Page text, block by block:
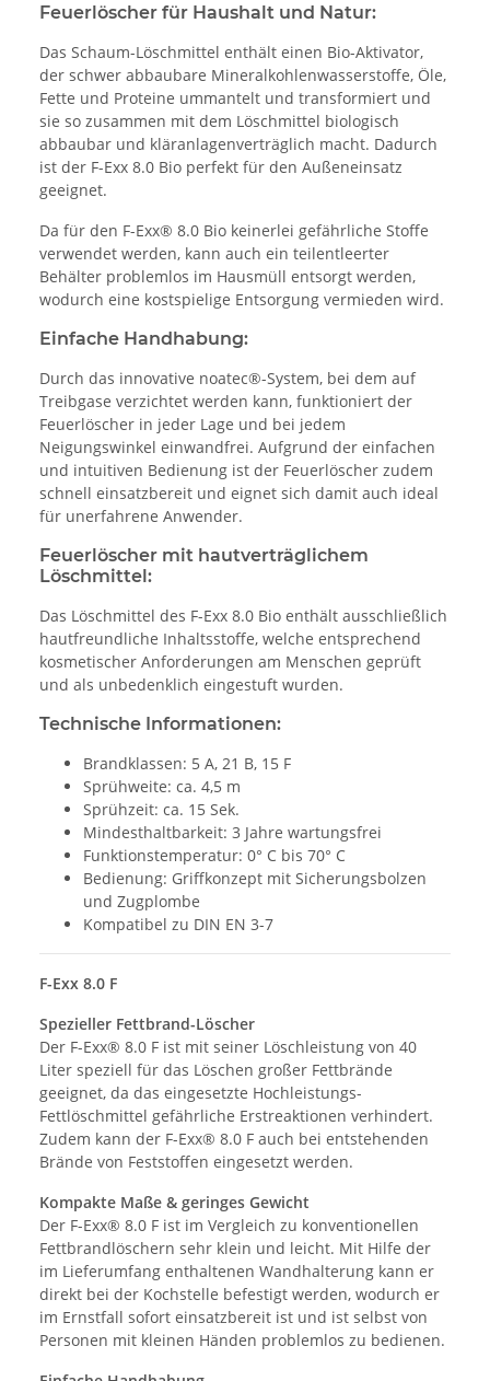
Feuerlöscher für Haushalt und Natur:
Das Schaum-Löschmittel enthält einen Bio-Aktivator,
der schwer abbaubare Mineralkohlenwasserstoffe, Öle,
Fette und Proteine ummantelt und transformiert und
sie so zusammen mit dem Löschmittel biologisch
abbaubar und kläranlagenverträglich macht. Dadurch
ist der F-Exx 8.0 Bio perfekt für den Außeneinsatz
geeignet.
Da für den F-Exx® 8.0 Bio keinerlei gefährliche Stoffe
verwendet werden, kann auch ein teilentleerter
Behälter problemlos im Hausmüll entsorgt werden,
wodurch eine kostspielige Entsorgung vermieden wird.
Einfache Handhabung:
Durch das innovative noatec®-System, bei dem auf
Treibgase verzichtet werden kann, funktioniert der
Feuerlöscher in jeder Lage und bei jedem
Neigungswinkel einwandfrei. Aufgrund der einfachen
und intuitiven Bedienung ist der Feuerlöscher zudem
schnell einsatzbereit und eignet sich damit auch ideal
für unerfahrene Anwender.
Feuerlöscher mit hautverträglichem
Löschmittel:
Das Löschmittel des F-Exx 8.0 Bio enthält ausschließlich
hautfreundliche Inhaltsstoffe, welche entsprechend
kosmetischer Anforderungen am Menschen geprüft
und als unbedenklich eingestuft wurden.
Technische Informationen:
Brandklassen: 5 A, 21 B, 15 F
Sprühweite: ca. 4,5 m
Sprühzeit: ca. 15 Sek.
Mindesthaltbarkeit: 3 Jahre wartungsfrei
Funktionstemperatur: 0° C bis 70° C
Bedienung: Griffkonzept mit Sicherungsbolzen
und Zugplombe
Kompatibel zu DIN EN 3-7
F-Exx 8.0 F
Spezieller Fettbrand-Löscher
Der F-Exx® 8.0 F ist mit seiner Löschleistung von 40
Liter speziell für das Löschen großer Fettbrände
geeignet, da das eingesetzte Hochleistungs-
Fettlöschmittel gefährliche Erstreaktionen verhindert.
Zudem kann der F-Exx® 8.0 F auch bei entstehenden
Brände von Feststoffen eingesetzt werden.
Kompakte Maße & geringes Gewicht
Der F-Exx® 8.0 F ist im Vergleich zu konventionellen
Fettbrandlöschern sehr klein und leicht. Mit Hilfe der
im Lieferumfang enthaltenen Wandhalterung kann er
direkt bei der Kochstelle befestigt werden, wodurch er
im Ernstfall sofort einsatzbereit ist und ist selbst von
Personen mit kleinen Händen problemlos zu bedienen.